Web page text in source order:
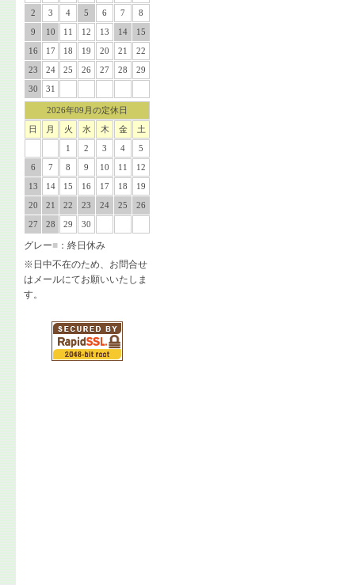
2
3 4 5 6 7
8
9
10 11 12 13 14
15
16
17 18 19 20 21
22
23
24 25 26 27 28
29
30
31
2026年09月の定休日
日
月 火 水 木 金
土
1
2 3 4
5
6
7 8 9 10 11
12
13
14 15 16 17 18
19
20
21 22 23 24 25
26
27
28 29 30
グレー■ ：終日休み
※日中不在のため、お問合せ
はメールにてお願いいたしま
す。